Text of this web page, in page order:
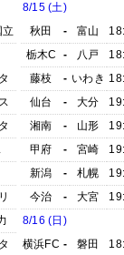
立
8/15 (土)
秋田
- 富山
栃木C
- 八戸
藤枝
- いわき
仙台
- 大分
湘南
- 山形
甲府
- 宮崎
新潟
- 札幌
今治
- 大宮
8/16 (日)
横浜FC - 磐田